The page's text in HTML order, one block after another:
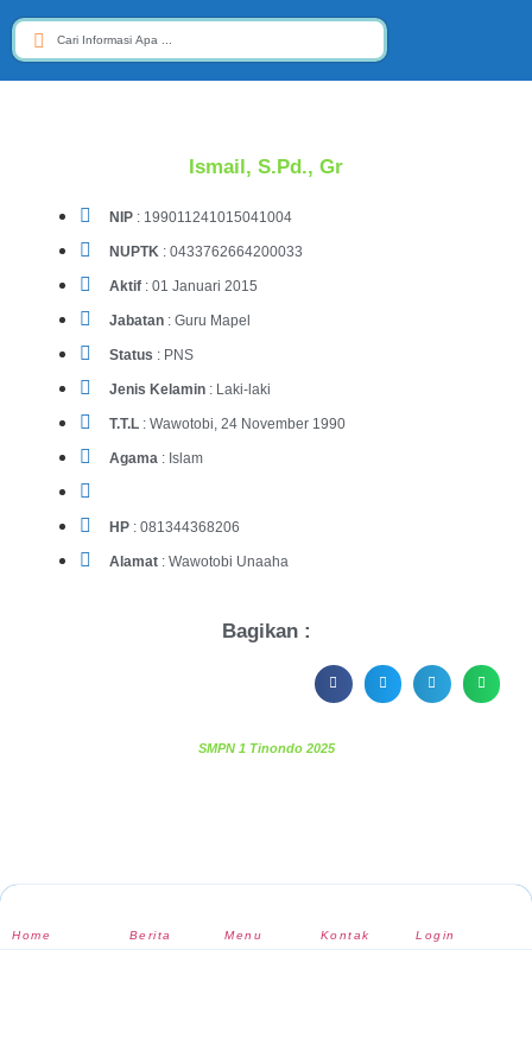
Ismail, S.Pd., Gr
NIP : 199011241015041004
NUPTK : 0433762664200033
Aktif : 01 Januari 2015
Jabatan : Guru Mapel
Status : PNS
Jenis Kelamin : Laki-laki
T.T.L : Wawotobi, 24 November 1990
Agama : Islam
HP : 081344368206
Alamat : Wawotobi Unaaha
Bagikan :
SMPN 1 Tinondo 2025
Home Berita Menu Kontak Login